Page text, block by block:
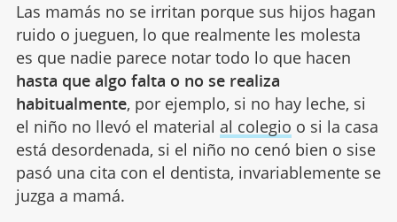
Las mamás no se irritan porque sus hijos hagan
ruido o jueguen, lo que realmente les molesta
es que nadie parece notar todo lo que hacen
hasta que algo falta o no se realiza
habitualmente, por ejemplo, si no hay leche, si
el niño no llevó el material al colegio o si la casa
está desordenada, si el niño no cenó bien o sise
pasó una cita con el dentista, invariablemente se
juzga a mamá.